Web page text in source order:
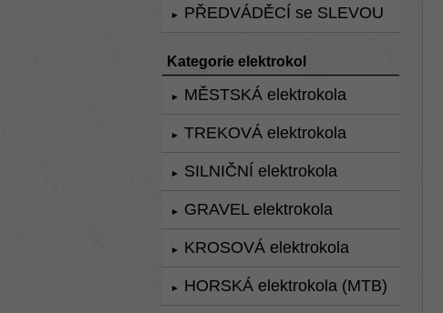
► PŘEDVÁDĚCÍ se SLEVOU
Kategorie elektrokol
► MĚSTSKÁ elektrokola
► TREKOVÁ elektrokola
► SILNIČNÍ elektrokola
► GRAVEL elektrokola
► KROSOVÁ elektrokola
► HORSKÁ elektrokola (MTB)